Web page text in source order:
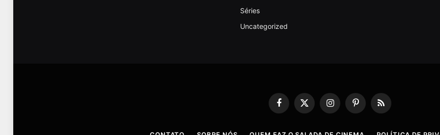
Séries
Uncategorized
Facebook
X
(Twitter)
InstagramPinterestRSS